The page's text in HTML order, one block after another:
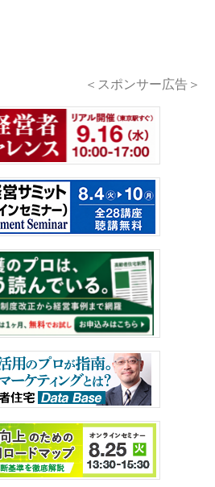
＜スポンサー広告＞